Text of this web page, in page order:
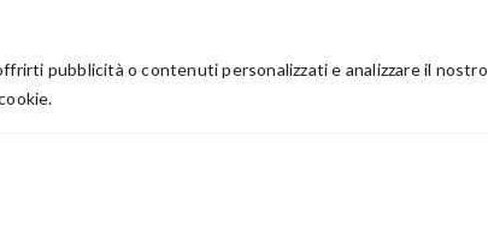
pubblicità o contenuti personalizzati e analizzare il nostro
Privacy
Chi Siamo